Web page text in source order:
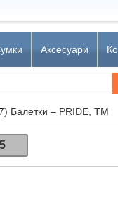
Аксесуари
Балетки – PRIDE, TM